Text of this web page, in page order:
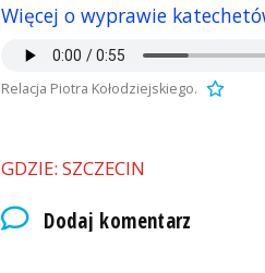
Więcej o wyprawie
Relacja Piotra Kołodziejskiego.
GDZIE: SZCZECIN
Dodaj komentarz